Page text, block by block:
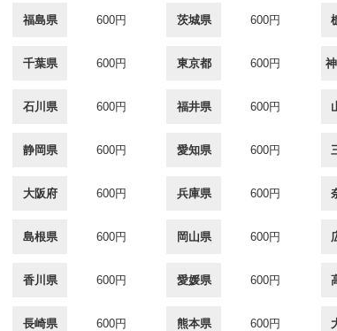
福島県 600円 茨城県 600円
千葉県 600円 東京都 600円
石川県 600円 福井県 600円
静岡県 600円 愛知県 600円
大阪府 600円 兵庫県 600円
島根県 600円 岡山県 600円
香川県 600円 愛媛県 600円
長崎県 600円 熊本県 600円